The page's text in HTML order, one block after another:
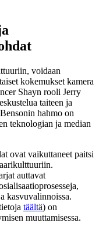
voidaan
kokemukset kamera
Shayn rooli Jerry
taiteen ja
hahmo on
teknologian ja median
ovat vaikuttaneet paitsi
auttavat
kasvuvalinnoissa.
täältä) on
muuttamisessa.